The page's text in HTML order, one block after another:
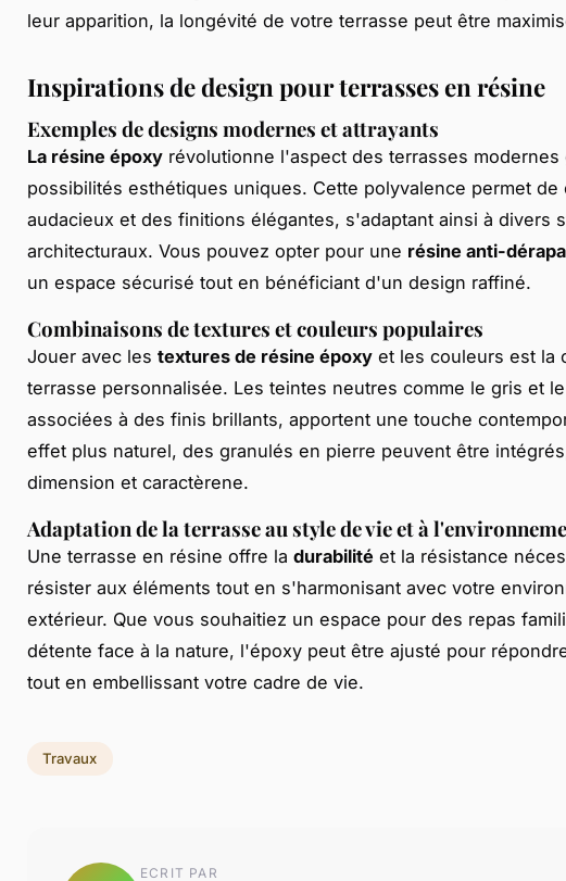
leur apparition, la longévité de votre terrasse peut être
Inspirations de design pour terrasses en résine
Exemples de designs modernes et attrayants
La résine époxy révolutionne l'aspect des terrasses modernes
possibilités esthétiques uniques. Cette polyvalence permet de
audacieux et des finitions élégantes, s'adaptant ainsi à divers
architecturaux. Vous pouvez opter pour une résine anti-
un espace sécurisé tout en bénéficiant d'un design raffiné.
Combinaisons de textures et couleurs populaires
Jouer avec les textures de résine époxy et les couleurs est la
terrasse personnalisée. Les teintes neutres comme le gris et
associées à des finis brillants, apportent une touche
effet plus naturel, des granulés en pierre peuvent être
dimension et caractèrene.
Adaptation de la terrasse au style de vie et à
Une terrasse en résine offre la durabilité et la résistance
résister aux éléments tout en s'harmonisant avec votre
extérieur. Que vous souhaitiez un espace pour des repas
détente face à la nature, l'époxy peut être ajusté pour
tout en embellissant votre cadre de vie.
Travaux
ECRIT PAR